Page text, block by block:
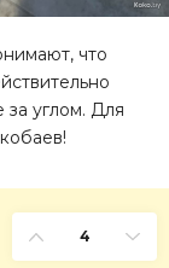
что
за углом. Для
4